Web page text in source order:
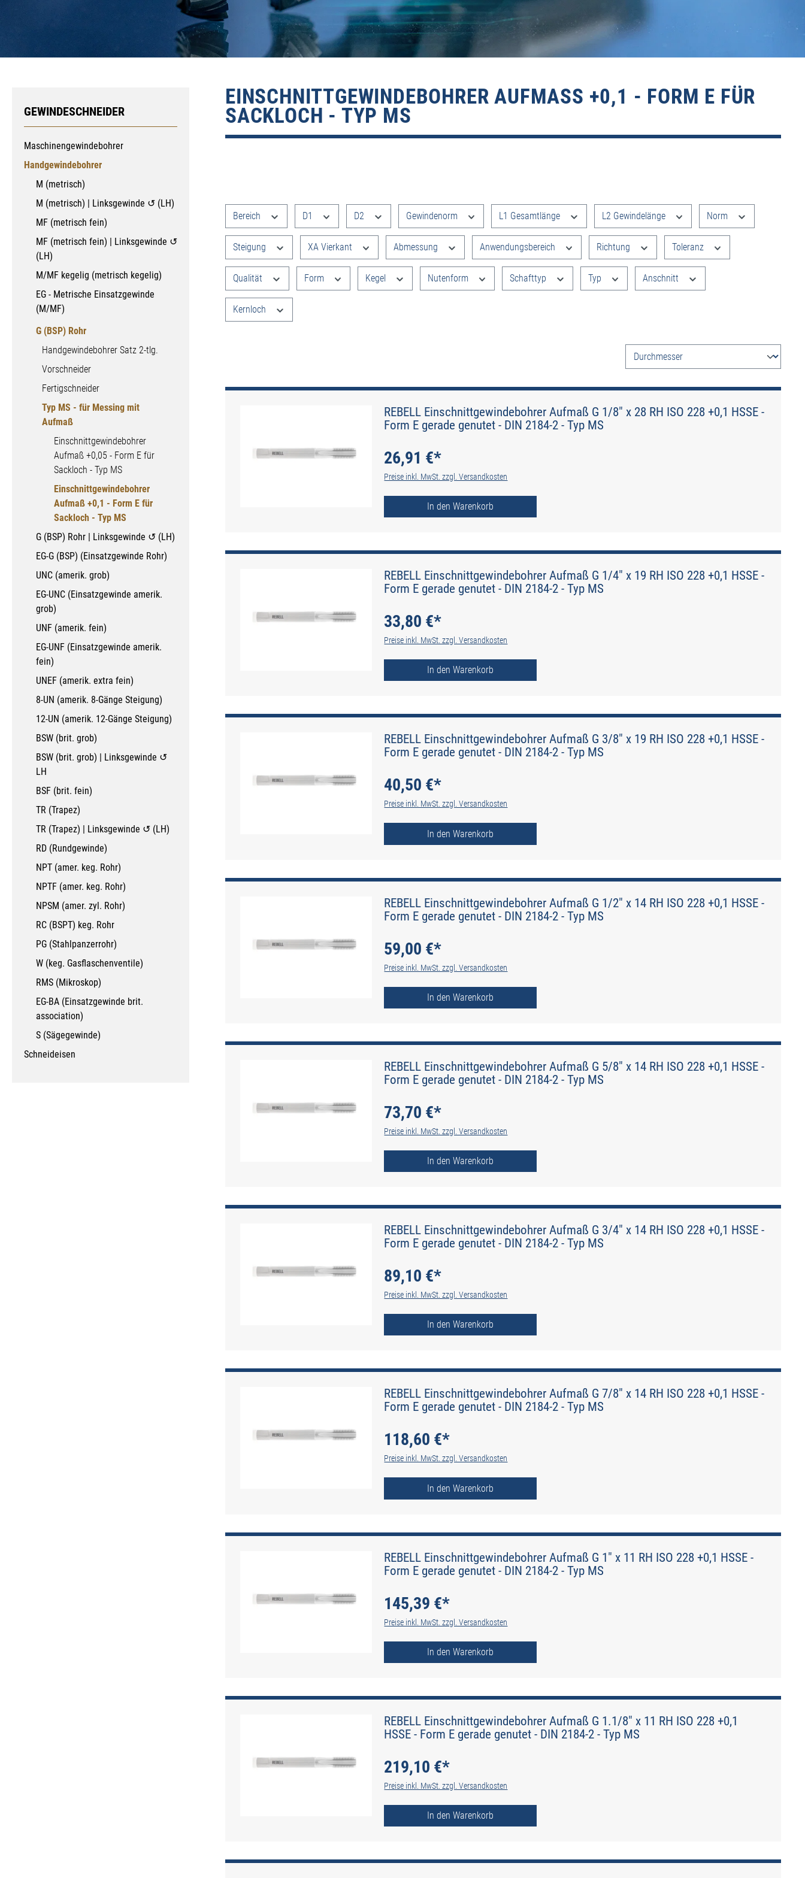
GEWINDESCHNEIDER
Maschinengewindebohrer
Handgewindebohrer
M (metrisch)
M (metrisch) | Linksgewinde ↺ (LH)
MF (metrisch fein)
MF (metrisch fein) | Linksgewinde ↺
(LH)
M/MF kegelig (metrisch kegelig)
EG - Metrische Einsatzgewinde
(M/MF)
G (BSP) Rohr
Handgewindebohrer Satz 2-tlg.
Vorschneider
Fertigschneider
Typ MS - für Messing mit
Aufmaß
Einschnittgewindebohrer
Aufmaß +0,05 - Form E für
Sackloch - Typ MS
Einschnittgewindebohrer
Aufmaß +0,1 - Form E für
Sackloch - Typ MS
G (BSP) Rohr | Linksgewinde ↺ (LH)
EG-G (BSP) (Einsatzgewinde Rohr)
UNC (amerik. grob)
EG-UNC (Einsatzgewinde amerik.
grob)
UNF (amerik. fein)
EG-UNF (Einsatzgewinde amerik.
fein)
UNEF (amerik. extra fein)
8-UN (amerik. 8-Gänge Steigung)
12-UN (amerik. 12-Gänge Steigung)
BSW (brit. grob)
BSW (brit. grob) | Linksgewinde ↺
LH
BSF (brit. fein)
TR (Trapez)
TR (Trapez) | Linksgewinde ↺ (LH)
RD (Rundgewinde)
NPT (amer. keg. Rohr)
NPTF (amer. keg. Rohr)
NPSM (amer. zyl. Rohr)
RC (BSPT) keg. Rohr
PG (Stahlpanzerrohr)
W (keg. Gasflaschenventile)
RMS (Mikroskop)
EG-BA (Einsatzgewinde brit.
association)
S (Sägegewinde)
Schneideisen
EINSCHNITTGEWINDEBOHRER AUFMASS +0,1 - FORM E FÜR S
ACKLOCH - TYP MS
Produkte filtern
Bereich D1 D2 Gewindenorm L1 Gesamtlänge L2 Gewindelänge Norm
Steigung XA Vierkant Abmessung Anwendungsbereich Richtung Toleranz
Qualität Form Kegel Nutenform Schafttyp Typ Anschnitt
Kernloch
REBELL Einschnittgewindebohrer Aufmaß G 1/8" x 28 RH ISO 228 +0,1 HSSE -
Form E gerade genutet - DIN 2184-2 - Typ MS
26,91 €*
Preise inkl. MwSt. zzgl. Versandkosten
In den Warenkorb
REBELL Einschnittgewindebohrer Aufmaß G 1/4" x 19 RH ISO 228 +0,1 HSSE -
Form E gerade genutet - DIN 2184-2 - Typ MS
33,80 €*
Preise inkl. MwSt. zzgl. Versandkosten
In den Warenkorb
REBELL Einschnittgewindebohrer Aufmaß G 3/8" x 19 RH ISO 228 +0,1 HSSE -
Form E gerade genutet - DIN 2184-2 - Typ MS
40,50 €*
Preise inkl. MwSt. zzgl. Versandkosten
In den Warenkorb
REBELL Einschnittgewindebohrer Aufmaß G 1/2" x 14 RH ISO 228 +0,1 HSSE -
Form E gerade genutet - DIN 2184-2 - Typ MS
59,00 €*
Preise inkl. MwSt. zzgl. Versandkosten
In den Warenkorb
REBELL Einschnittgewindebohrer Aufmaß G 5/8" x 14 RH ISO 228 +0,1 HSSE -
Form E gerade genutet - DIN 2184-2 - Typ MS
73,70 €*
Preise inkl. MwSt. zzgl. Versandkosten
In den Warenkorb
REBELL Einschnittgewindebohrer Aufmaß G 3/4" x 14 RH ISO 228 +0,1 HSSE -
Form E gerade genutet - DIN 2184-2 - Typ MS
89,10 €*
Preise inkl. MwSt. zzgl. Versandkosten
In den Warenkorb
REBELL Einschnittgewindebohrer Aufmaß G 7/8" x 14 RH ISO 228 +0,1 HSSE -
Form E gerade genutet - DIN 2184-2 - Typ MS
118,60 €*
Preise inkl. MwSt. zzgl. Versandkosten
In den Warenkorb
REBELL Einschnittgewindebohrer Aufmaß G 1" x 11 RH ISO 228 +0,1 HSSE -
Form E gerade genutet - DIN 2184-2 - Typ MS
145,39 €*
Preise inkl. MwSt. zzgl. Versandkosten
In den Warenkorb
REBELL Einschnittgewindebohrer Aufmaß G 1.1/8" x 11 RH ISO 228 +0,1
HSSE - Form E gerade genutet - DIN 2184-2 - Typ MS
219,10 €*
Preise inkl. MwSt. zzgl. Versandkosten
In den Warenkorb